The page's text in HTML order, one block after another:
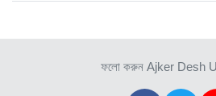
ফলো করুন Ajker Desh